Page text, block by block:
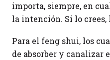
importa, siempre, en
la intención. Si lo crees,
Para el feng shui, los
de absorber y canalizar